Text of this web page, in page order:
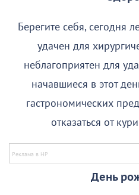
Берегите себя, сегодня
удачен для
неблагоприятен для
начавшиеся в этот
гастрономических
отказаться от
День